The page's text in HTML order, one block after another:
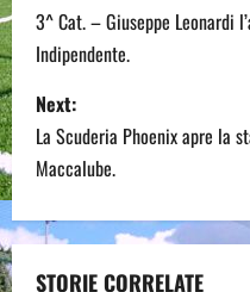
o
s
t
n
a
v
3^ Cat. – Giuseppe Leonardi
Indipendente.
Next:
La Scuderia Phoenix apre la
Maccalube.
STORIE CORRELATE